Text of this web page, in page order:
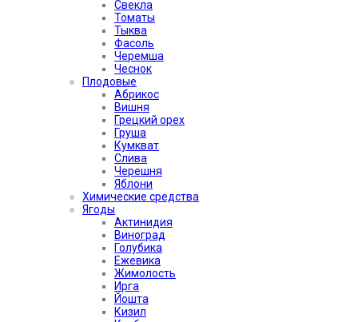
Свекла
Томаты
Тыква
Фасоль
Черемша
Чеснок
Плодовые
Абрикос
Вишня
Грецкий орех
Груша
Кумкват
Слива
Черешня
Яблони
Химические средства
Ягоды
Актинидия
Виноград
Голубика
Ежевика
Жимолость
Ирга
Йошта
Кизил